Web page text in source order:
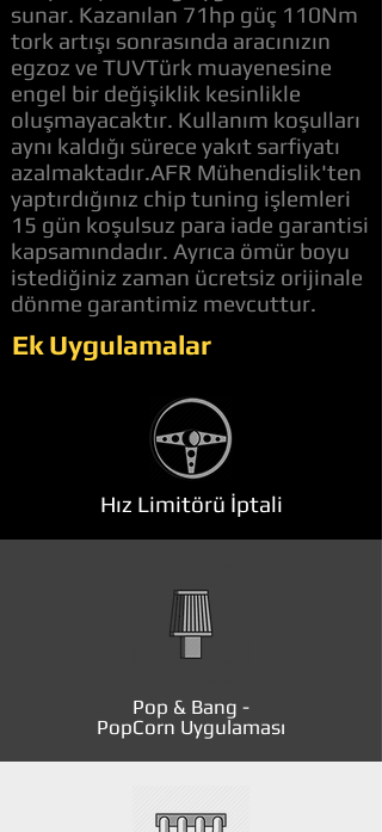
sunar. Kazanılan 71hp güç 110Nm
tork artışı sonrasında aracınızın
egzoz ve TUVTürk muayenesine
engel bir değişiklik kesinlikle
oluşmayacaktır. Kullanım koşulları
aynı kaldığı sürece yakıt sarfiyatı
azalmaktadır.AFR Mühendislik'ten
yaptırdığınız chip tuning işlemleri
15 gün koşulsuz para iade garantisi
kapsamındadır. Ayrıca ömür boyu
istediğiniz zaman ücretsiz orijinale
dönme garantimiz mevcuttur.
Ek Uygulamalar
Hız Limitörü İptali
Pop & Bang -
PopCorn Uygulaması